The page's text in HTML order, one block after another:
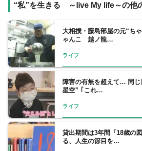
“私”を生きる ～live My life～の他
大相撲・藤島部屋の元“ち
ゃんこ 越ノ龍…
ライフ
障害の有無を超えて… 同
星空” ｢これ…
ライフ
貸出期間は3年間「18歳の
る、人生の節目を…